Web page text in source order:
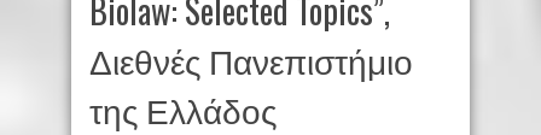
Biolaw: Selected Topics”,
Διεθνές Πανεπιστήμιο
της Ελλάδος